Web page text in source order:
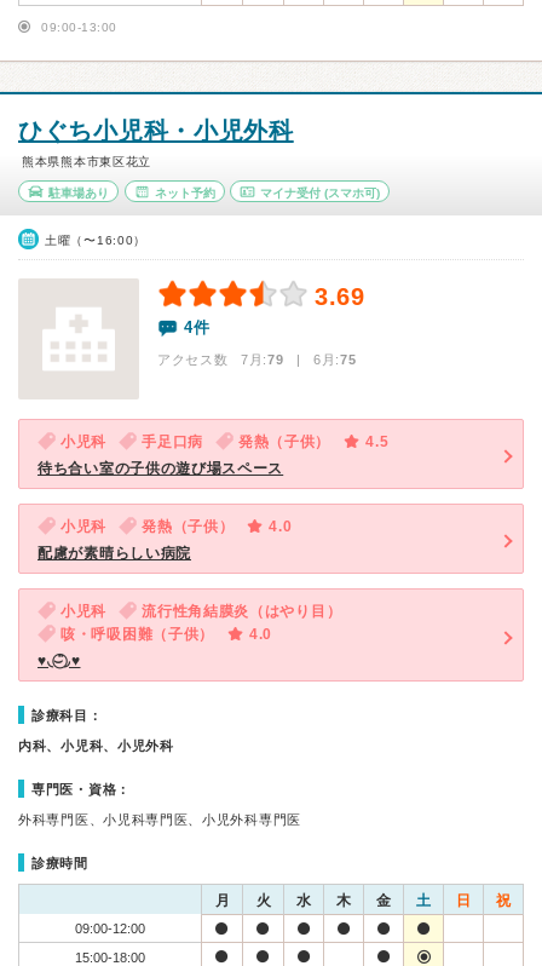
09:00-13:00
ひぐち小児科・小児外科
熊本県熊本市東区花立
駐車場あり ネット予約 マイナ受付 (スマホ可)
土曜（〜16:00）
3.69
4件
アクセス数 7月:79 | 6月:75
小児科 手足口病 発熱（子供）
4.5
待ち合い室の子供の遊び場スペース
小児科 発熱（子供）
4.0
配慮が素晴らしい病院
小児科
流行性角結膜炎（はやり目）
咳・呼吸困難（子供）
4.0
♥︎◟⌣̈⃝◞♥︎
診療科目：
内科、小児科、小児外科
専門医・資格：
外科専門医、小児科専門医、小児外科専門医
診療時間
月 火 水 木 金 土 日 祝
09:00-12:00
15:00-18:00